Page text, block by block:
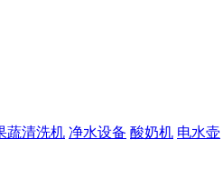
蔬清洗机 净水设备 酸奶机 电水壶